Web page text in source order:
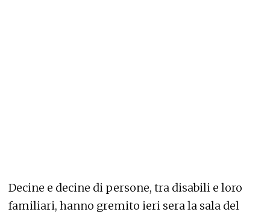
Decine e decine di persone, tra disabili e loro
familiari, hanno gremito ieri sera la sala del